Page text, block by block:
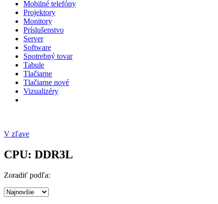
Mobilné telefóny
Projektory
Monitory
Príslušenstvo
Server
Software
Spotrebný tovar
Tabule
Tlačiarne
Tlačiarne nové
Vizualizéry
V zľave
CPU: DDR3L
Zoradiť podľa: